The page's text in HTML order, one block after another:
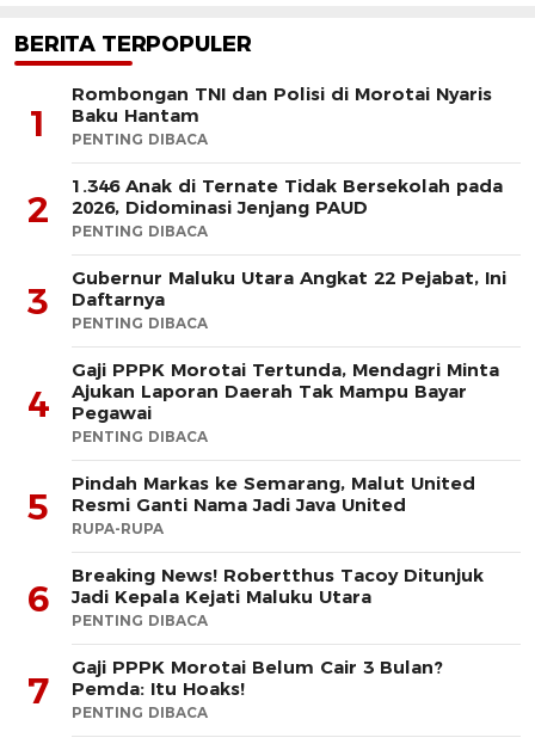
BERITA TERPOPULER
1
Rombongan TNI dan Polisi di Morotai Nyaris
Baku Hantam
PENTING DIBACA
2
1.346 Anak di Ternate Tidak Bersekolah pada
2026, Didominasi Jenjang PAUD
PENTING DIBACA
3
Gubernur Maluku Utara Angkat 22 Pejabat, Ini
Daftarnya
PENTING DIBACA
4
Gaji PPPK Morotai Tertunda, Mendagri Minta
Ajukan Laporan Daerah Tak Mampu Bayar
Pegawai
PENTING DIBACA
5
Pindah Markas ke Semarang, Malut United
Resmi Ganti Nama Jadi Java United
RUPA-RUPA
6
Breaking News! Robertthus Tacoy Ditunjuk
Jadi Kepala Kejati Maluku Utara
PENTING DIBACA
7
Gaji PPPK Morotai Belum Cair 3 Bulan?
Pemda: Itu Hoaks!
PENTING DIBACA